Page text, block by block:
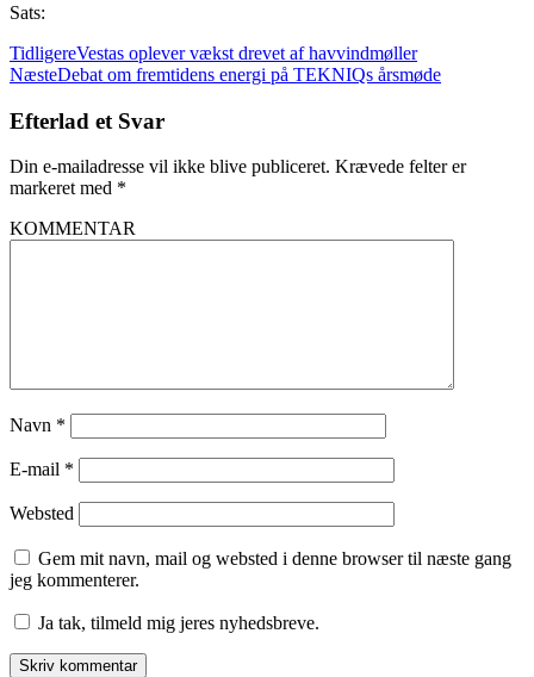
Sats:
TidligereVestas oplever vækst drevet af havvindmøller
NæsteDebat om fremtidens energi på TEKNIQs årsmøde
Efterlad et Svar
Din e-mailadresse vil ikke blive publiceret. Krævede felter er
markeret med *
KOMMENTAR
Navn *
E-mail *
Websted
Gem mit navn, mail og websted i denne browser til næste gang
jeg kommenterer.
Ja tak, tilmeld mig jeres nyhedsbreve.